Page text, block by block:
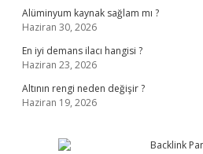
Alüminyum kaynak sağlam mı ?
Haziran 30, 2026
En iyi demans ilacı hangisi ?
Haziran 23, 2026
Altının rengi neden değişir ?
Haziran 19, 2026